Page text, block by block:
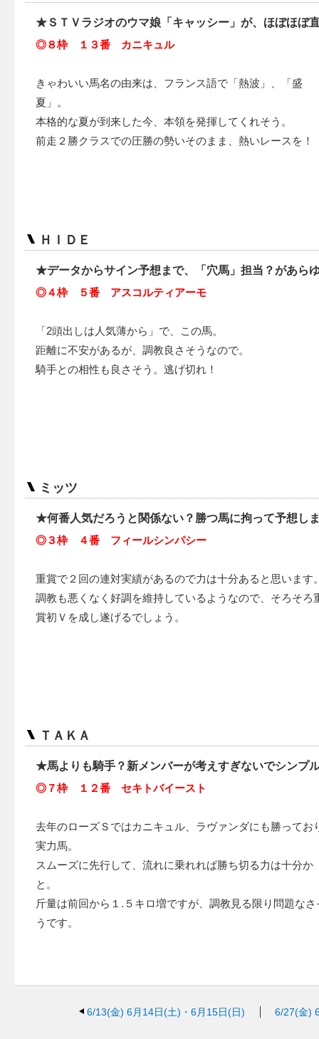
★ＳＴＶラジオのウマ娘「キャッシー」が、ほぼほぼ
◎８枠 １３番 カニキュル
きゃわいい馬名の由来は、フランス語で「熱波」、「盛
夏」。
本格的な夏が到来した今、本領を発揮してくれそう。
前走２勝クラスでの圧勝の勢いそのまま、熱いレースを！
ＨＩＤＥ
★データからサイン予想まで、「穴馬」担当？があら
◎４枠 ５番 アスコルティアーモ
「2頭出しは人気薄から」で、この馬。
距離に不安があるが、調教良さそうなので。
騎手との相性も良さそう。逃げ切れ！
ミッツ
★何番人気だろうと関係ない？勝つ馬に拘って予想し
◎３枠 ４番 フィールシンパシー
重賞で２回の連対実績があるので力は十分あると思います
調教も悪くなく好調を維持しているようなので、そろそろ
賞初Ｖを成し遂げるでしょう。
ＴＡＫＡ
★馬よりも騎手？新メンバーが考えすぎないでシンプ
◎７枠 １２番 セキトバイースト
去年のローズＳではカニキュル、ラヴァンダにも勝ってお
実力馬。
スムーズに先行して、流れに乗れれば勝ち切る力は十分か
と。
斤量は前回から１.５キロ増ですが、調教見る限り問題なさ
うです。
6/13(金) 6月14日(土)・6月15日(日) 6/27(金)